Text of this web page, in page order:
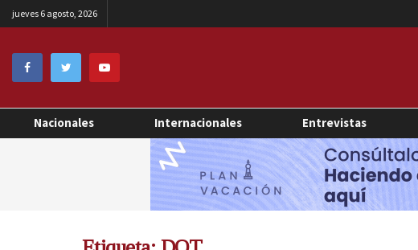
jueves 6 agosto, 2026
Nacionales Internacionales Entrevistas